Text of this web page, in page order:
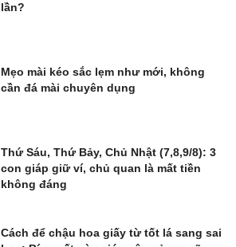
lần?
Mẹo mài kéo sắc lẹm như mới, không
cần đá mài chuyên dụng
Thứ Sáu, Thứ Bảy, Chủ Nhật (7,8,9/8): 3
con giáp giữ ví, chủ quan là mất tiền
không đáng
Cách để chậu hoa giấy từ tốt lá sang sai